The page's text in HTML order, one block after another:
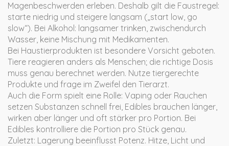
Magenbeschwerden erleben. Deshalb gilt die Faustregel:
starte niedrig und steigere langsam („start low, go
slow“). Bei Alkohol: langsamer trinken, zwischendurch
Wasser, keine Mischung mit Medikamenten.
Bei Haustierprodukten ist besondere Vorsicht geboten.
Tiere reagieren anders als Menschen; die richtige Dosis
muss genau berechnet werden. Nutze tiergerechte
Produkte und frage im Zweifel den Tierarzt.
Auch die Form spielt eine Rolle: Vaping oder Rauchen
setzen Substanzen schnell frei, Edibles brauchen länger,
wirken aber länger und oft stärker pro Portion. Bei
Edibles kontrolliere die Portion pro Stück genau.
Zuletzt: Lagerung beeinflusst Potenz. Hitze, Licht und